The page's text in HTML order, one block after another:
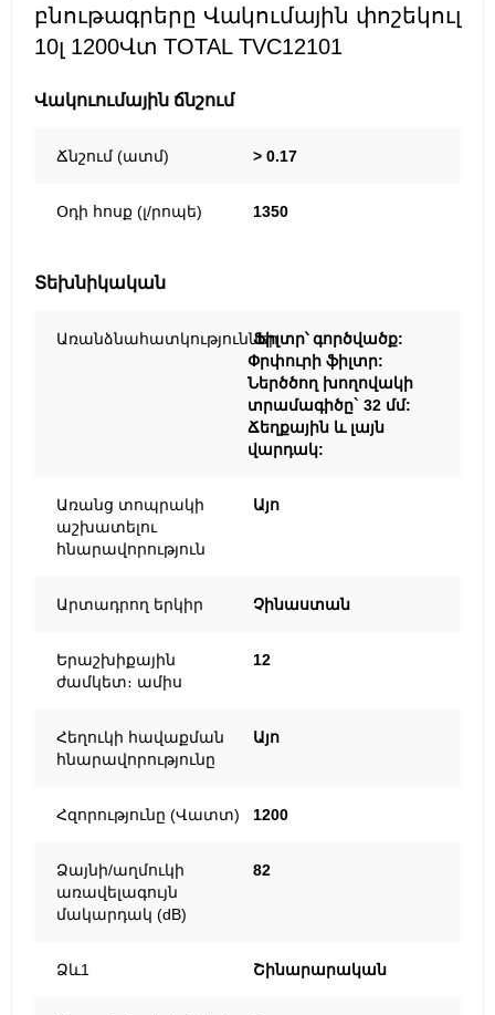
բնութագրերը Վակումային փոշեկուլ
10լ 1200Վտ TOTAL TVC12101
Վակուումային ճնշում
Ճնշում (ատմ) > 0.17
Օդի հոսք (լ/րոպե) 1350
Տեխնիկական
ԱռանձնահատկություններՖիլտր՝ գործվածք:
Փրփուրի ֆիլտր:
Ներծծող խողովակի
տրամագիծը` 32 մմ:
Ճեղքային և լայն
վարդակ:
Առանց տոպրակի
աշխատելու
հնարավորություն
Այո
Արտադրող երկիր Չինաստան
Երաշխիքային
ժամկետ։ ամիս
12
Հեղուկի հավաքման
հնարավորությունը
Այո
Հզորությունը (Վատտ) 1200
Ձայնի/աղմուկի
առավելագույն
մակարդակ (dB)
82
Ձև1 Շինարարական